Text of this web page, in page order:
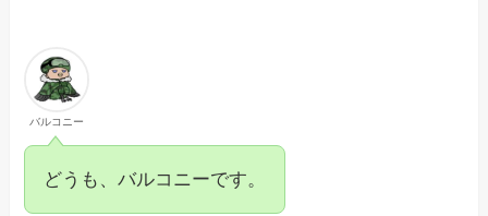
バルコニー
どうも、バルコニーです。